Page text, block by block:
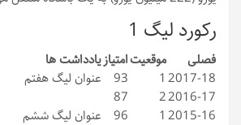
رکورد لیگ 1
فصلی موقعیتامتیازیادداشت ها
2017-18
1
93
عنوان لیگ هفتم
2016-17
2
87
2015-16
1
96
عنوان لیگ ششم